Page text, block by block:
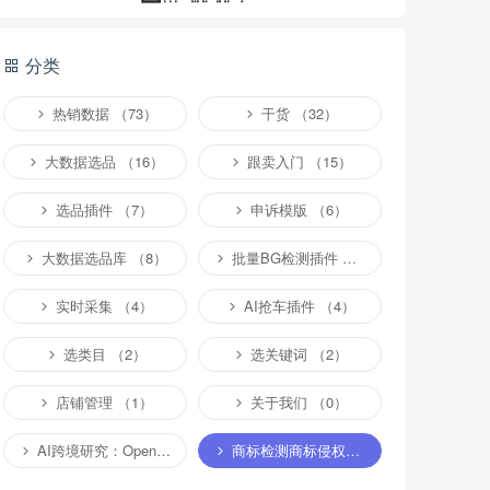
分类
热销数据 （73） 干货 （32）
大数据选品 （16） 跟卖入门 （15）
选品插件 （7） 申诉模版 （6）
大数据选品库 （8） 批量BG检测插件 （4）
实时采集 （4） AI抢车插件 （4）
选类目 （2） 选关键词 （2）
店铺管理 （1） 关于我们 （0）
AI跨境研究：OpenClaw小龙虾等应用 （4） 商标检测商标侵权专栏 （1）